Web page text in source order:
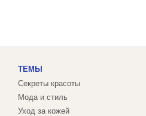
ТЕМЫ
Секреты красоты
Мода и стиль
Уход за кожей